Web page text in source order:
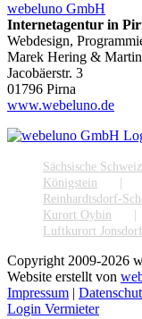
webeluno GmbH
Internetagentur in
Webdesign,
Marek Hering &
Jacobäerstr. 3
01796 Pirna
www.webeluno.de
Sächsische Schweiz
Königstein
Reinhardtsdorf-
Kurort Oybin
Luftkurort Jonsdorf
Copyright 2009-2026
Website erstellt von
Impressum
Login Vermieter